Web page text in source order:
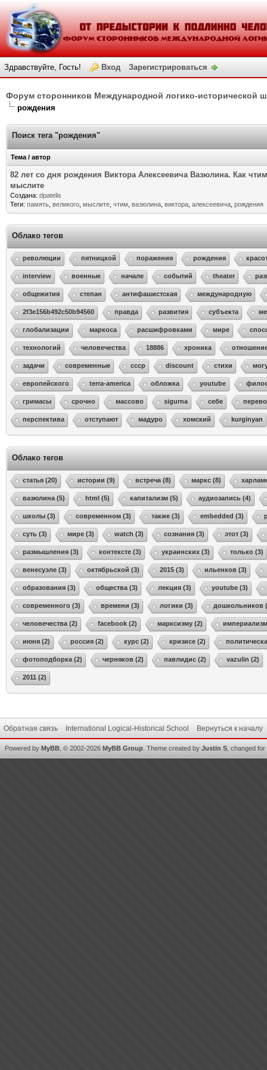
Здравствуйте, Гость! Вход Зарегистрироваться
Форум сторонников Международной логико-исторической
рождения
Поиск тега "рождения"
Тема / автор
82 лет со дня рождения Виктора Алексеевича Вазюлина. Как
мыслите
Создана: dpatelis
Теги: память великого мыслите чтим вазюлина виктора алексеевича рождения
Облако тегов
революции пятницкой поражения рождения
interview военные начале событий theater
общежития степан антифашистская международную
2f3e156b492c50b94560 правда развития субъекта
глобализации маркоса расшифровками мире
технологий человечества 18886 хроника
задачи современные ссср discount стихи
европейского terra-america обложка youtube
гримасы срочно массово sigurna себе
перспектива отступают мадуро хомский kurginyan
Облако тегов
статья (20) истории (9) встреча (8) маркс (8)
вазюлина (5) html (5) капитализм (5) аудиозапись (4)
школы (3) современном (3) также (3) embedded (3)
суть (3) мире (3) watch (3) сознания (3) этот (3)
размышления (3) контексте (3) украинских (3) только (3)
венесуэле (3) октябрьской (3) 2015 (3) ильенков (3)
образования (3) общества (3) лекция (3) youtube (3)
современного (3) времени (3) логики (3) дошкольников
человечества (2) facebook (2) марксизму (2)
июня (2) россия (2) курс (2) кризисе (2)
фотоподборка (2) черняков (2) павлидис (2) vazulin (2)
2011 (2)
Обратная связь International Logical-Historical School Вернуться к началу
Powered by MyBB , © 2002-2026 MyBB Group Theme created by Justin S , changed